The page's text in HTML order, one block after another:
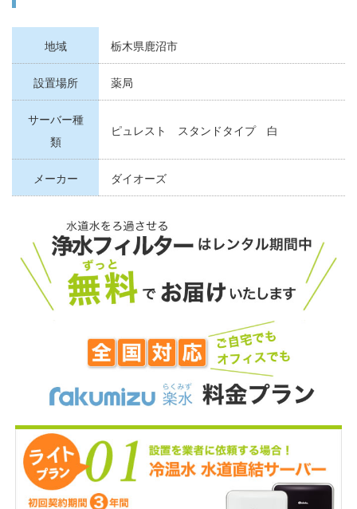
地域 栃木県鹿沼市
設置場所 薬局
サーバー種
類
ピュレスト スタンドタイプ 白
メーカー ダイオーズ